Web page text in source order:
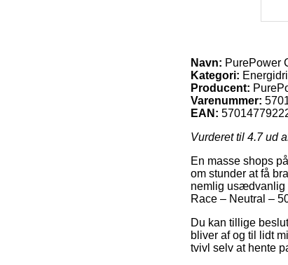
Navn: PurePower
Kategori:
Producent:
Varenummer:
EAN:
Vurderet til 4.7ud
En masse shops
om stunder at få
nemlig usædvanlig
Race – Neutral –
Du kan tillige
bliver af og til lidt
tvivl selv at hente